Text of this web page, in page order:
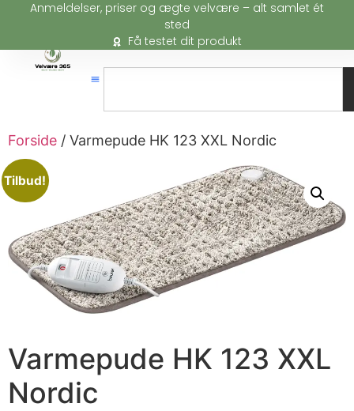
Anmeldelser, priser og ægte velvære – alt samlet ét
sted
Få testet dit produkt
Forside / Varmepude HK 123 XXL Nordic
Tilbud!
Varmepude HK 123 XXL
Nordic